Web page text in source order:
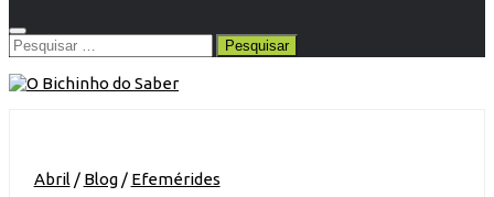
Pesquisar
por:
Abril / Blog/ Efemérides